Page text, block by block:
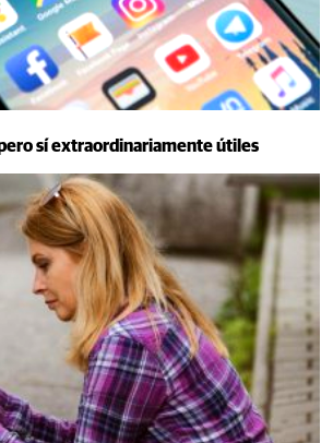
sí extraordinariamente útiles